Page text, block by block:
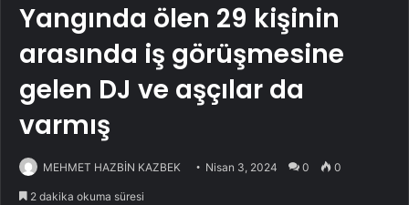
Yangında ölen 29 kişinin
arasında iş görüşmesine
gelen DJ ve aşçılar da
varmış
MEHMET HAZBİN KAZBEK Nisan 3, 2024 0 0
2 dakika okuma süresi